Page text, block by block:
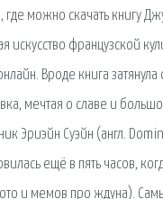
где можно скачать книгу
искусство французской
Вроде книга
мечтая о славе и
Эриэйн Суэйн (англ.
ещё в пять часов,
и мемов про ждуна).